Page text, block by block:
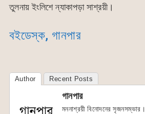
তুলনায় ইংলিশে ন্যাকাপড়া সাশ্রয়ী।
বইডেস্ক, গানপার
Author Recent Posts
গানপার
মননাশ্রয়ী বিনোদনের সৃজনসম্ভার।